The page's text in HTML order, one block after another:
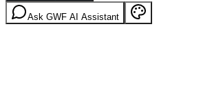
Ask GWF AI Assistant